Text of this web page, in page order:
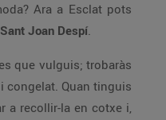
Ara a Esclat pots
Sant Joan Despí.
que vulguis; trobaràs
congelat. Quan tinguis
a recollir-la en cotxe i,